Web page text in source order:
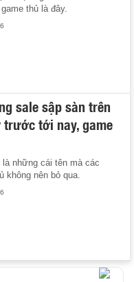
thủ là đây.
sale sập sàn trên
tới nay, game
là những cái tên mà các
không nên bỏ qua.